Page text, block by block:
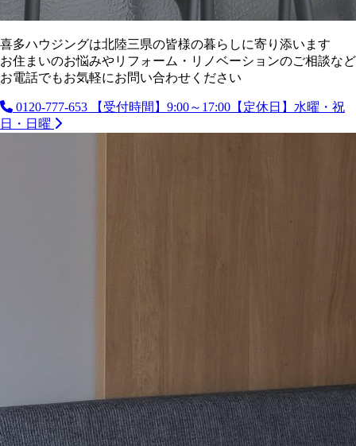
喜多ハウジングは北陸三県の皆様の暮らしに寄り添います
お住まいのお悩みやリフォーム・リノベーションのご相談など
お電話でもお気軽にお問い合わせください
0120-777-653
【受付時間】9:00～17:00【定休日】水曜・祝
日・日曜